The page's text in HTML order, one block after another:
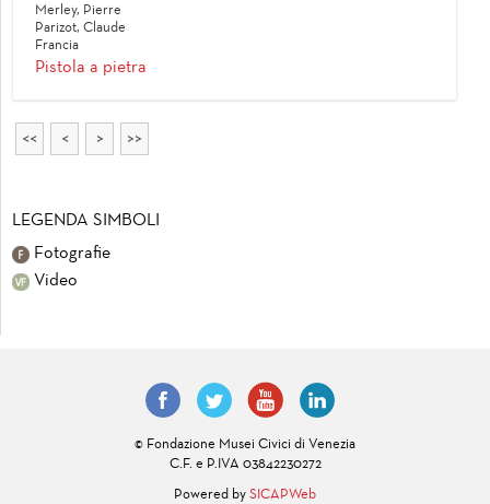
Merley, Pierre
Parizot, Claude
Francia
Pistola a pietra
<< < > >>
LEGENDA SIMBOLI
Fotografie
Video
© Fondazione Musei Civici di Venezia
C.F. e P.IVA 03842230272
Powered by SICAPWeb